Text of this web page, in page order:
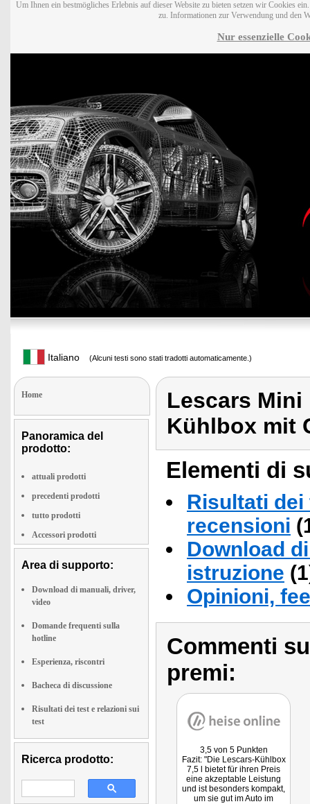
Um Ihnen ein bestmögliches Erlebnis auf dieser Website zu bieten setzen wir Cookies
zu. Informationen zur Verwendung und den
Nur essenzielle
Italiano (Alcuni testi sono stati tradotti automaticamente.)
Home
Panoramica del
prodotto:
attuali prodotti
precedenti prodotti
tutto prodotti
Accessori prodotti
Area di supporto:
Download di manuali, driver,
video
Domande frequenti sulla
hotline
Esperienza, riscontri
Bacheca di discussione
Risultati dei test e relazioni sui
test
Ricerca prodotto:
Lescars
Kühlbox mit
Elementi di
Risultati
recensioni
Download
istruzione
Opinioni,
Commenti
premi:
3,5 von 5 Punkten
Fazit: "Die Lescars-Kühlbox
7,5 l bietet für ihren Preis
eine akzeptable Leistung
und ist besonders kompakt,
um sie gut im Auto im